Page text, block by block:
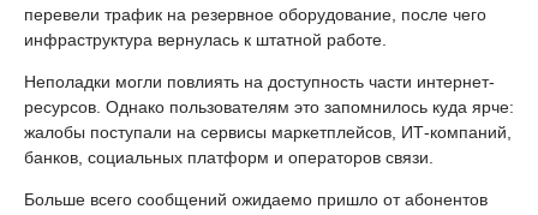
перевели трафик на резервное оборудование, после чего
инфраструктура вернулась к штатной работе.
Неполадки могли повлиять на доступность части интернет-
ресурсов. Однако пользователям это запомнилось куда ярче:
жалобы поступали на сервисы маркетплейсов, ИТ-компаний,
банков, социальных платформ и операторов связи.
Больше всего сообщений ожидаемо пришло от абонентов